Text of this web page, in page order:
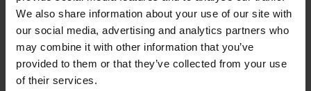
We also share information about your use of our site with
our social media, advertising and analytics partners who
may combine it with other information that you’ve
provided to them or that they’ve collected from your use
of their services.
klientów szkoły językowej
na danym obszarze?
Jaki jest przedział wiekowy lokalnych mieszkańców?